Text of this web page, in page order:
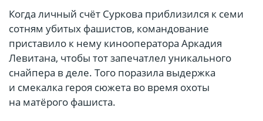
Когда личный счёт Суркова приблизился к семи
сотням убитых фашистов, командование
приставило к нему кинооператора Аркадия
Левитана, чтобы тот запечатлел уникального
снайпера в деле. Того поразила выдержка
и смекалка героя сюжета во время охоты
на матёрого фашиста.